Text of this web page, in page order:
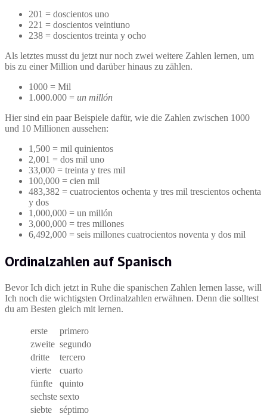
201 = doscientos uno
221 = doscientos veintiuno
238 = doscientos treinta y ocho
Als letztes musst du jetzt nur noch zwei weitere Zahlen lernen, um
bis zu einer Million und darüber hinaus zu zählen.
1000 = Mil
1.000.000 = un millón
Hier sind ein paar Beispiele dafür, wie die Zahlen zwischen 1000
und 10 Millionen aussehen:
1,500 = mil quinientos
2,001 = dos mil uno
33,000 = treinta y tres mil
100,000 = cien mil
483,382 = cuatrocientos ochenta y tres mil trescientos ochenta
y dos
1,000,000 = un millón
3,000,000 = tres millones
6,492,000 = seis millones cuatrocientos noventa y dos mil
Ordinalzahlen auf Spanisch
Bevor Ich dich jetzt in Ruhe die spanischen Zahlen lernen lasse, will
Ich noch die wichtigsten Ordinalzahlen erwähnen. Denn die solltest
du am Besten gleich mit lernen.
erste
primero
zweite segundo
dritte
tercero
vierte
cuarto
fünfte
quinto
sechste sexto
siebte
séptimo